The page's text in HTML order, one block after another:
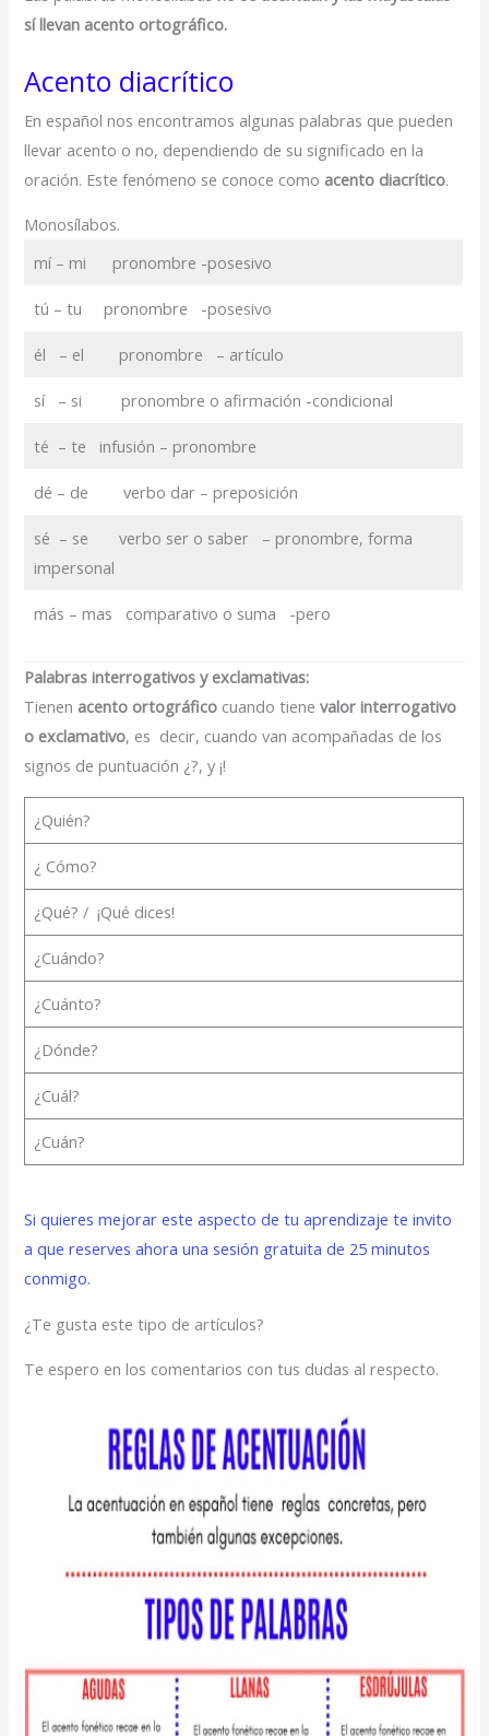
sí llevan acento ortográfico.
Acento diacrítico
En español nos encontramos algunas palabras que pueden
llevar acento o no, dependiendo de su significado en la
oración. Este fenómeno se conoce como acento diacrítico.
Monosílabos.
mí – mi pronombre -posesivo
tú – tu pronombre -posesivo
él – el pronombre – artículo
sí – si pronombre o afirmación -condicional
té – te infusión – pronombre
dé – de verbo dar – preposición
sé – se verbo ser o saber – pronombre, forma
impersonal
más – mas comparativo o suma -pero
Palabras interrogativos y exclamativas:
Tienen acento ortográfico cuando tienevalor interrogativo
o exclamativo, es decir, cuando van acompañadas de los
signos de puntuación ¿?, y ¡!
¿Quién?
¿ Cómo?
¿Qué? / ¡Qué dices!
¿Cuándo?
¿Cuánto?
¿Dónde?
¿Cuál?
¿Cuán?
Si quieres mejorar este aspecto de tu aprendizaje te invito
a que reserves ahora una sesión gratuita de 25 minutos
conmigo.
¿Te gusta este tipo de artículos?
Te espero en los comentarios con tus dudas al respecto.